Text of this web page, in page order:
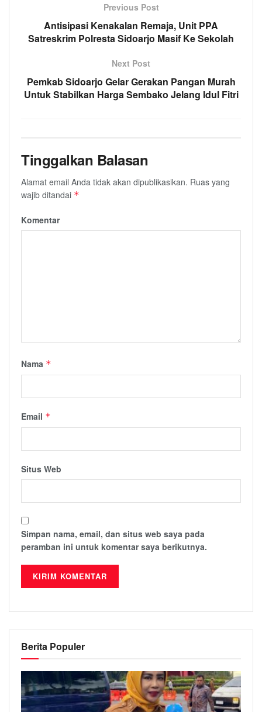
Previous Post
Antisipasi Kenakalan Remaja, Unit PPA
Satreskrim Polresta Sidoarjo Masif Ke Sekolah
Next Post
Pemkab Sidoarjo Gelar Gerakan Pangan Murah
Untuk Stabilkan Harga Sembako Jelang Idul Fitri
Tinggalkan Balasan
Alamat email Anda tidak akan dipublikasikan. Ruas yang
wajib ditandai *
Komentar
Nama *
Email *
Situs Web
Simpan nama, email, dan situs web saya pada
peramban ini untuk komentar saya berikutnya.
Berita Populer